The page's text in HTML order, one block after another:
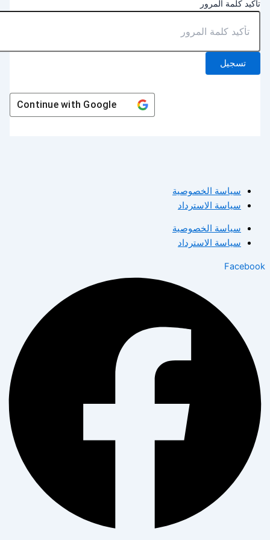
كلمة المرور
تسجيل
Continue withGoogle
سياسة الخصوصية
سياسة الاسترداد
سياسة الخصوصية
سياسة الاسترداد